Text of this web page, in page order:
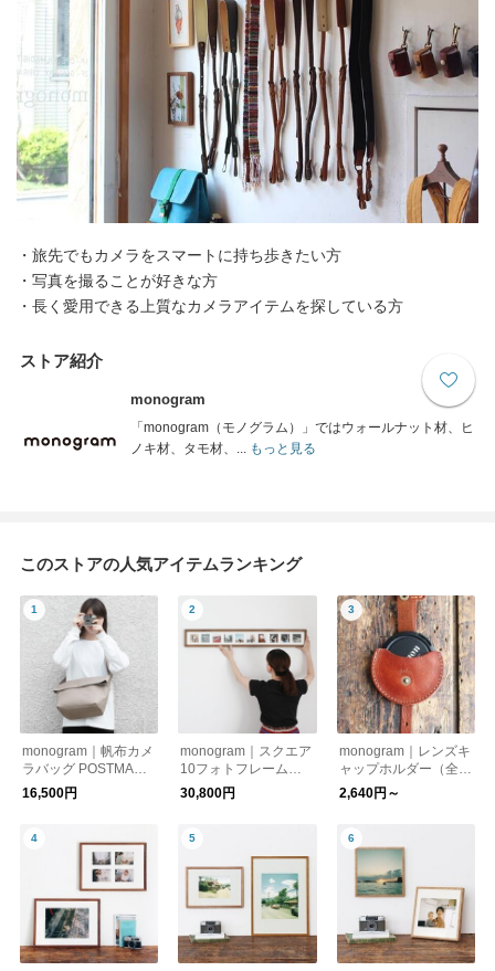
・旅先でもカメラをスマートに持ち歩きたい方
・写真を撮ることが好きな方
・長く愛用できる上質なカメラアイテムを探している方
ストア紹介
monogram
「monogram（モノグラム）」ではウォールナット材、ヒ
ノキ材、タモ材、...もっと見る
このストアの人気アイテムランキング
monogram｜帆布カメ
ラバッグ POSTMAN
（全4色） ショルダー
バッグ
16,500円
monogram｜スクエア
10フォトフレーム
（タモ材）
30,800円
monogram｜レンズキ
ャップホルダー（全3
色／3サイズ）
2,640円～